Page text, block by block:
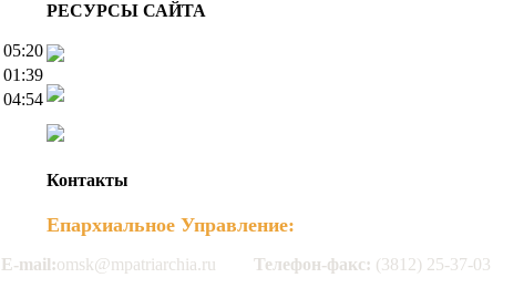
05:20
01:39
04:54
РЕСУРСЫ САЙТА
Контакты
Епархиальное Управление:
E-mail:omsk@mpatriarchia.ru Телефон-факс: (3812) 25-37-03